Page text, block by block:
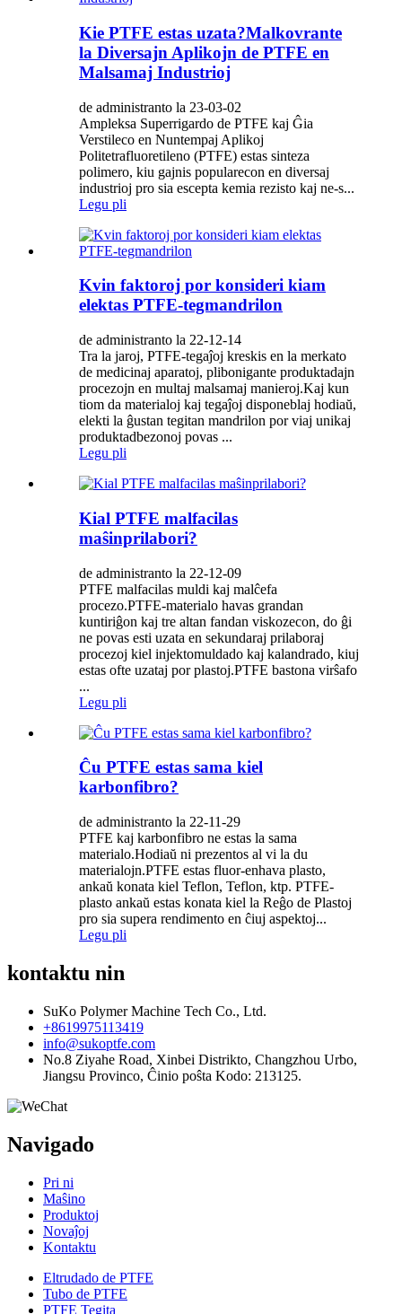
Kie PTFE estas uzata?Malkovrante
la Diversajn Aplikojn de PTFE en
Malsamaj Industrioj
de administranto la 23-03-02
Ampleksa Superrigardo de PTFE kaj Ĝia
Verstileco en Nuntempaj Aplikoj
Politetrafluoretileno (PTFE) estas sinteza
polimero, kiu gajnis popularecon en diversaj
industrioj pro sia escepta kemia rezisto kaj ne-s...
Legu pli
Kvin faktoroj por konsideri kiam
elektas PTFE-tegmandrilon
de administranto la 22-12-14
Tra la jaroj, PTFE-tegaĵoj kreskis en la merkato
de medicinaj aparatoj, plibonigante produktadajn
procezojn en multaj malsamaj manieroj.Kaj kun
tiom da materialoj kaj tegaĵoj disponeblaj hodiaŭ,
elekti la ĝustan tegitan mandrilon por viaj unikaj
produktadbezonoj povas ...
Legu pli
Kial PTFE malfacilas
maŝinprilabori?
de administranto la 22-12-09
PTFE malfacilas muldi kaj malĉefa
procezo.PTFE-materialo havas grandan
kuntiriĝon kaj tre altan fandan viskozecon, do ĝi
ne povas esti uzata en sekundaraj prilaboraj
procezoj kiel injektomuldado kaj kalandrado, kiuj
estas ofte uzataj por plastoj.PTFE bastona virŝafo
...
Legu pli
Ĉu PTFE estas sama kiel
karbonfibro?
de administranto la 22-11-29
PTFE kaj karbonfibro ne estas la sama
materialo.Hodiaŭ ni prezentos al vi la du
materialojn.PTFE estas fluor-enhava plasto,
ankaŭ konata kiel Teflon, Teflon, ktp. PTFE-
plasto ankaŭ estas konata kiel la Reĝo de Plastoj
pro sia supera rendimento en ĉiuj aspektoj...
Legu pli
kontaktu nin
SuKo Polymer Machine Tech Co., Ltd.
+8619975113419
info@sukoptfe.com
No.8 Ziyahe Road, Xinbei Distrikto, Changzhou Urbo,
Jiangsu Provinco, Ĉinio poŝta Kodo: 213125.
Navigado
Pri ni
Maŝino
Produktoj
Novaĵoj
Kontaktu
Eltrudado de PTFE
Tubo de PTFE
PTFE Tegita